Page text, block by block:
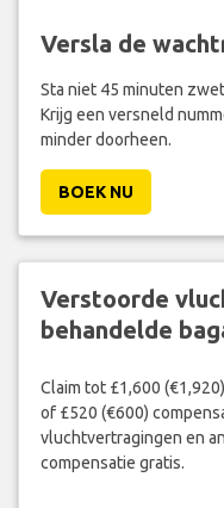
Versla de
Sta niet 45 minuten
Krijg een versneld
minder doorheen.
BOEK NU
Verstoorde
behandelde
Claim tot £1,600
of £520 (€600)
vluchtvertragingen en
compensatie gratis.